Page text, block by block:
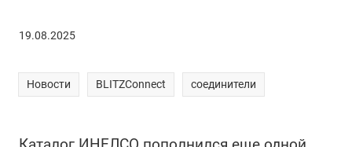
19.08.2025
Новости BLITZConnect соединители